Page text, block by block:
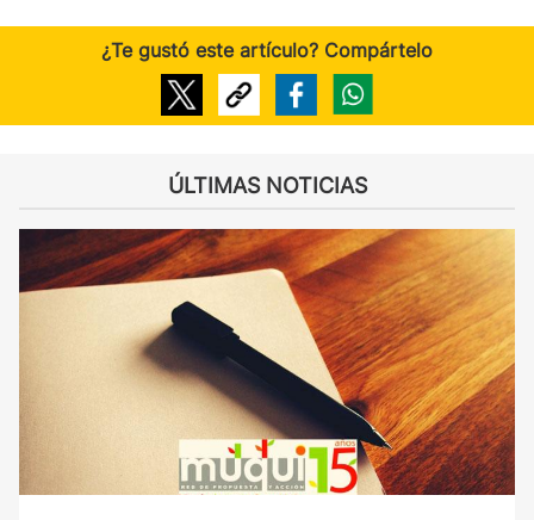
¿Te gustó este artículo? Compártelo
ÚLTIMAS NOTICIAS